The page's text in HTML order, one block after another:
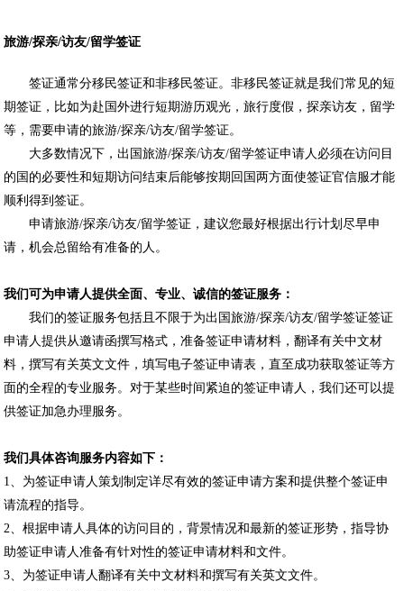
旅游/探亲/访友/留学签证
签证通常分移民签证和非移民签证。非移民签证就是我们常见的短
期签证，比如为赴国外进行短期游历观光，旅行度假，探亲访友，留学
等，需要申请的旅游/探亲/访友/留学签证。
大多数情况下，出国旅游/探亲/访友/留学签证申请人必须在访问目
的国的必要性和短期访问结束后能够按期回国两方面使签证官信服才能
顺利得到签证。
申请旅游/探亲/访友/留学签证，建议您最好根据出行计划尽早申
请，机会总留给有准备的人。
我们可为申请人提供全面、专业、诚信的签证服务：
我们的签证服务包括且不限于为出国旅游/探亲/访友/留学签证签证
申请人提供从邀请函撰写格式，准备签证申请材料，翻译有关中文材
料，撰写有关英文文件，填写电子签证申请表，直至成功获取签证等方
面的全程的专业服务。对于某些时间紧迫的签证申请人，我们还可以提
供签证加急办理服务。
我们具体咨询服务内容如下：
1、为签证申请人策划制定详尽有效的签证申请方案和提供整个签证申
请流程的指导。
2、根据申请人具体的访问目的，背景情况和最新的签证形势，指导协
助签证申请人准备有针对性的签证申请材料和文件。
3、为签证申请人翻译有关中文材料和撰写有关英文文件。